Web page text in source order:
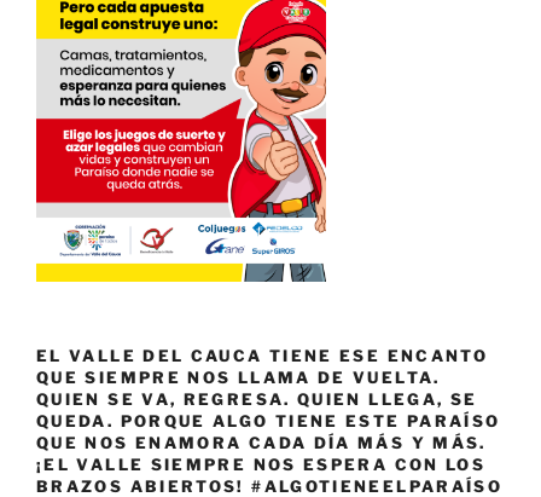
EL VALLE DEL CAUCA TIENE ESE ENCANTO
QUE SIEMPRE NOS LLAMA DE VUELTA.
QUIEN SE VA, REGRESA. QUIEN LLEGA, SE
QUEDA. PORQUE ALGO TIENE ESTE PARAÍSO
QUE NOS ENAMORA CADA DÍA MÁS Y MÁS.
¡EL VALLE SIEMPRE NOS ESPERA CON LOS
BRAZOS ABIERTOS! #ALGOTIENEELPARAÍSO